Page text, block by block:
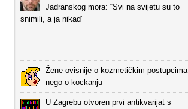
Jadranskog mora: “Svi na svijetu su to
snimili, a ja nikad”
Žene ovisnije o kozmetičkim postupcima
nego o kockanju
U Zagrebu otvoren prvi antikvarijat s